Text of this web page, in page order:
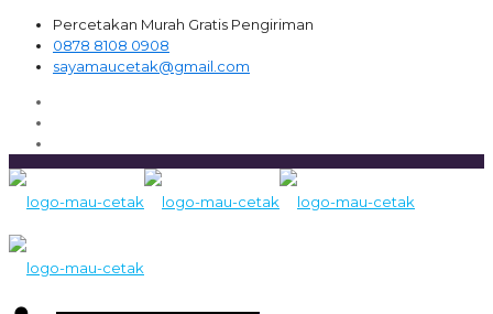
Percetakan Murah Gratis Pengiriman
0878 8108 0908
sayamaucetak@gmail.com